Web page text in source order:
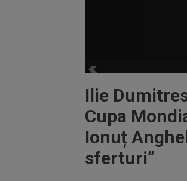
Ilie
Cupa
Ionuț
sferturi”